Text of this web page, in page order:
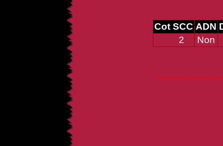
Cot SCC ADN
2
Non